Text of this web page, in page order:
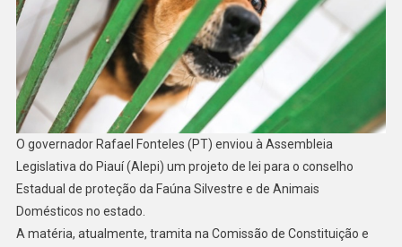
O governador Rafael Fonteles (PT) enviou à Assembleia
Legislativa do Piauí (Alepi) um projeto de lei para o conselho
Estadual de proteção da Faúna Silvestre e de Animais
Domésticos no estado.
A matéria, atualmente, tramita na Comissão de Constituição e